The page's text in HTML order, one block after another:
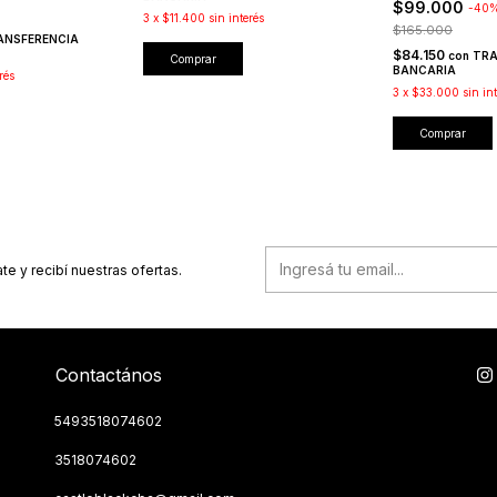
3 x $11.400 sin interés
Comprar
$99.000 -40
$165.000
$84.150 con
BANCARIA
3 x $33.000 sin
Comprar
y recibí nuestras ofertas.
Contactános
5493518074602
3518074602